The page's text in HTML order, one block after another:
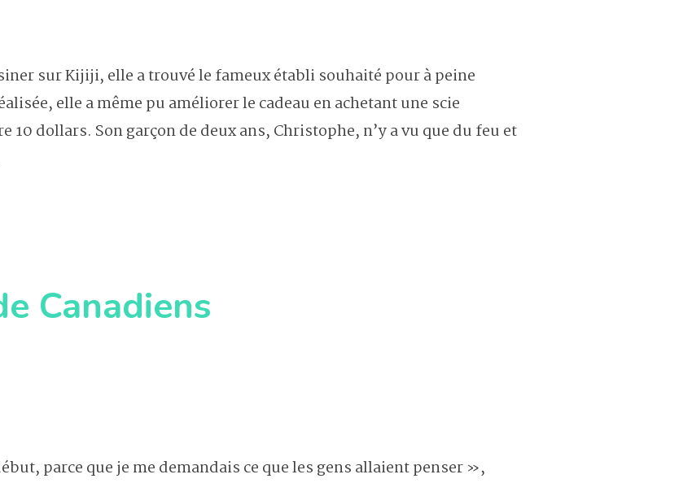
sur Kijiji, elle a trouvé le fameux établi souhaité pour à peine
elle a même pu améliorer le cadeau en achetant une scie
10 dollars. Son garçon de deux ans, Christophe, n’y a vu que du feu et
Canadiens
parce que je me demandais ce que les gens allaient penser »,